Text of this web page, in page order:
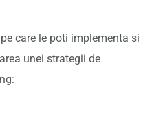
care le poti implementa si
unei strategii de